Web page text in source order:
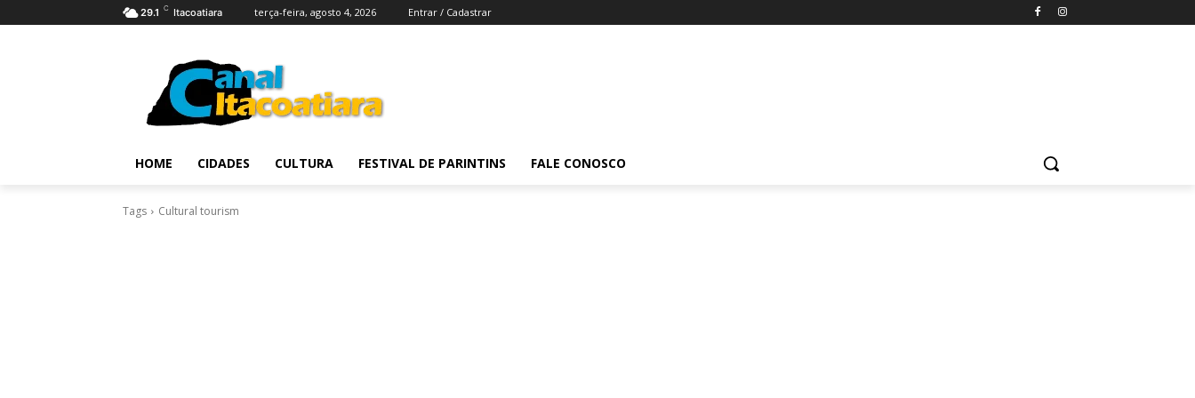
29.1 C Itacoatiara terça-feira, agosto 4, 2026 Entrar / Cadastrar
HOME CIDADES CULTURA FESTIVAL DE PARINTINS FALE CONOSCO
Tags Cultural tourism